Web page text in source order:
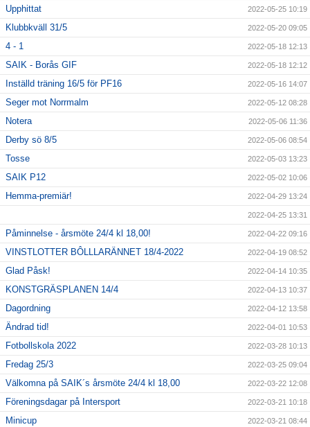
Upphittat 2022-05-25 10:19
Klubbkväll 31/5 2022-05-20 09:05
4 - 1 2022-05-18 12:13
SAIK - Borås GIF 2022-05-18 12:12
Inställd träning 16/5 för PF16 2022-05-16 14:07
Seger mot Norrmalm 2022-05-12 08:28
Notera 2022-05-06 11:36
Derby sö 8/5 2022-05-06 08:54
Tosse 2022-05-03 13:23
SAIK P12 2022-05-02 10:06
Hemma-premiär! 2022-04-29 13:24
2022-04-25 13:31
Påminnelse - årsmöte 24/4 kl 18,00! 2022-04-22 09:16
VINSTLOTTER BÔLLLARÄNNET 18/4-2022 2022-04-19 08:52
Glad Påsk! 2022-04-14 10:35
KONSTGRÄSPLANEN 14/4 2022-04-13 10:37
Dagordning 2022-04-12 13:58
Ändrad tid! 2022-04-01 10:53
Fotbollskola 2022 2022-03-28 10:13
Fredag 25/3 2022-03-25 09:04
Välkomna på SAIK´s årsmöte 24/4 kl 18,00 2022-03-22 12:08
Föreningsdagar på Intersport 2022-03-21 10:18
Minicup 2022-03-21 08:44